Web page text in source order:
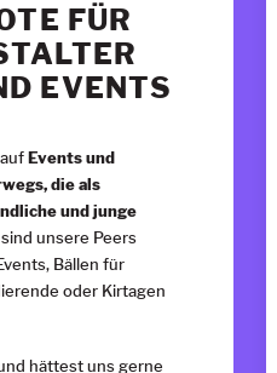
FÜR
EVENTS
Events und
die als
und junge
sind unsere Peers
Bällen für
oder Kirtagen
hättest uns gerne